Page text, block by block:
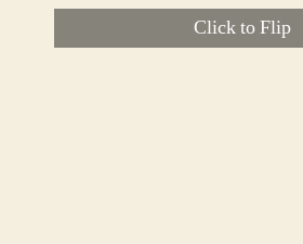
Click to Flip